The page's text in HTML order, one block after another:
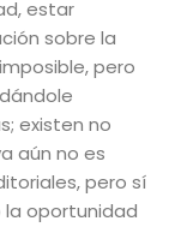
estar
sobre la
pero
existen no
aún no es
pero sí
la oportunidad